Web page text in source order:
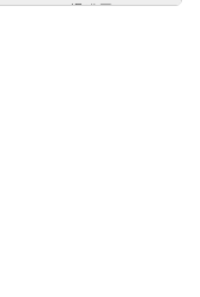
トライト爆発用アルミ